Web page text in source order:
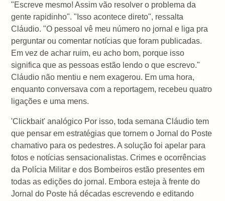
"Escreve mesmo! Assim vão resolver o problema da
gente rapidinho". "Isso acontece direto", ressalta
Cláudio. "O pessoal vê meu número no jornal e liga pra
perguntar ou comentar notícias que foram publicadas.
Em vez de achar ruim, eu acho bom, porque isso
significa que as pessoas estão lendo o que escrevo."
Cláudio não mentiu e nem exagerou. Em uma hora,
enquanto conversava com a reportagem, recebeu quatro
ligações e uma mens.
'Clickbait' analógico Por isso, toda semana Cláudio tem
que pensar em estratégias que tornem o Jornal do Poste
chamativo para os pedestres. A solução foi apelar para
fotos e notícias sensacionalistas. Crimes e ocorrências
da Polícia Militar e dos Bombeiros estão presentes em
todas as edições do jornal. Embora esteja à frente do
Jornal do Poste há décadas escrevendo e editando